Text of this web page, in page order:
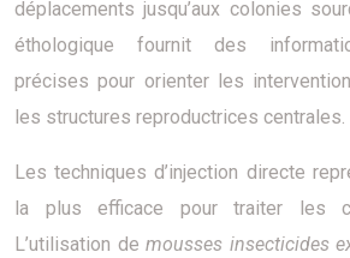
déplacements jusqu’aux colonies
éthologique fournit des
précises pour orienter les
les structures reproductrices centrales.
Les techniques d’injection directe
la plus efficace pour traiter les
L’utilisation de mousses insecticides